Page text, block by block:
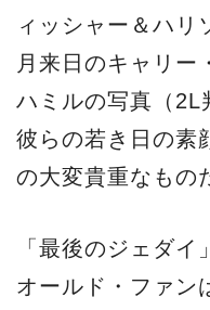
ィッシャー＆ハリ
月来日のキャリー
ハミルの写真（2L
彼らの若き日の素
の大変貴重なもの
「最後のジェダイ
オールド・ファン